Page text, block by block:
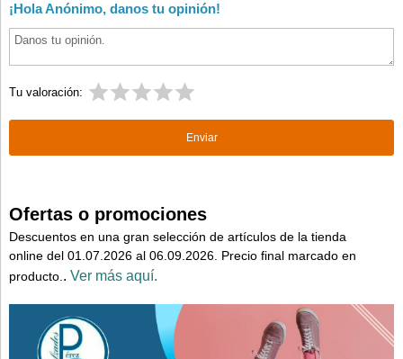
¡Hola Anónimo, danos tu opinión!
Tu valoración:
Ofertas o promociones
Descuentos en una gran selección de artículos de la tienda
online del 01.07.2026 al 06.09.2026. Precio final marcado en
producto. . Ver más aquí.